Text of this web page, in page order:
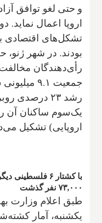
و حتی لغو توافق
اروپا اعمال نماید.
تشکل‌های اقتصادی
بودند. در شهر ژنو،
رأی‌دهندگان
رشد ۲۳ درصدی
یک‌سوم ساکنان آن
اروپایی) تشکیل
با کشتار ۶
۷۳,۰۰۰ نفر گذشت
طبق اعلام وزارت
یکشنبه، آمار